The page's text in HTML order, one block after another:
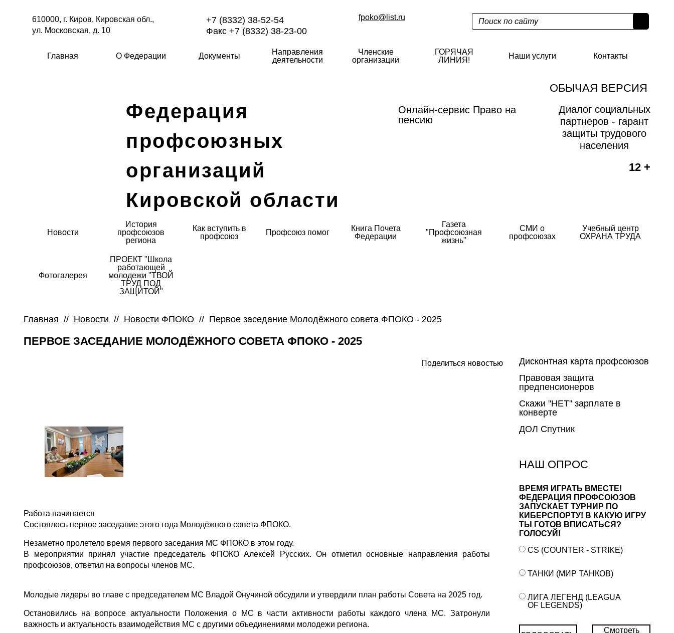
610000, г. Киров, Кировская обл.,
ул. Московская, д. 10
+7 (8332) 38-52-54
Факс +7 (8332) 38-23-00
fpoko@list.ru
Главная О Федерации Документы
Направления
деятельности
Членские
организации
ГОРЯЧАЯ
ЛИНИЯ!
Наши услуги Контакты
ОБЫЧАЯ ВЕРСИЯ
Федерация
профсоюзных
организаций
Кировской области
Онлайн-сервис Право на
пенсию
Диалог социальных
партнеров - гарант
защиты трудового
населения
12 +
Новости
История
профсоюзов
региона
Как вступить в
профсоюз
Профсоюз помог
Книга Почета
Федерации
Газета
"Профсоюзная
жизнь"
СМИ о
профсоюзах
Учебный центр
ОХРАНА ТРУДА
Фотогалерея
ПРОЕКТ "Школа
работающей
молодежи "ТВОЙ
ТРУД ПОД
ЗАЩИТОЙ"
Главная // Новости // Новости ФПОКО // Первое заседание Молодёжного совета ФПОКО - 2025
ПЕРВОЕ ЗАСЕДАНИЕ МОЛОДЁЖНОГО СОВЕТА ФПОКО - 2025
Поделиться новостью
Работа начинается
Состоялось первое заседание этого года Молодёжного совета ФПОКО.
Незаметно пролетело время первого заседания МС ФПОКО в этом году.
В мероприятии принял участие председатель ФПОКО Алексей Русских. Он отметил основные направления работы
профсоюзов, ответил на вопросы членов МС.
Молодые лидеры во главе с председателем МС Владой Онучиной обсудили и утвердили план работы Совета на 2025 год.
Остановились на вопросе актуальности Положения о МС в части активности работы каждого члена МС. Затронули
важность и актуальность взаимодействия МС с другими объединениями молодежи региона.
Дисконтная карта профсоюзов
Правовая защита
предпенсионеров
Скажи "НЕТ" зарплате в
конверте
ДОЛ Спутник
НАШ ОПРОС
ВРЕМЯ ИГРАТЬ ВМЕСТЕ!
ФЕДЕРАЦИЯ ПРОФСОЮЗОВ
ЗАПУСКАЕТ ТУРНИР ПО
КИБЕРСПОРТУ! В КАКУЮ ИГРУ
ТЫ ГОТОВ ВПИСАТЬСЯ?
ГОЛОСУЙ!
CS (COUNTER - STRIKE)
ТАНКИ (МИР ТАНКОВ)
ЛИГА ЛЕГЕНД (LEAGUA
OF LEGENDS)
Смотреть